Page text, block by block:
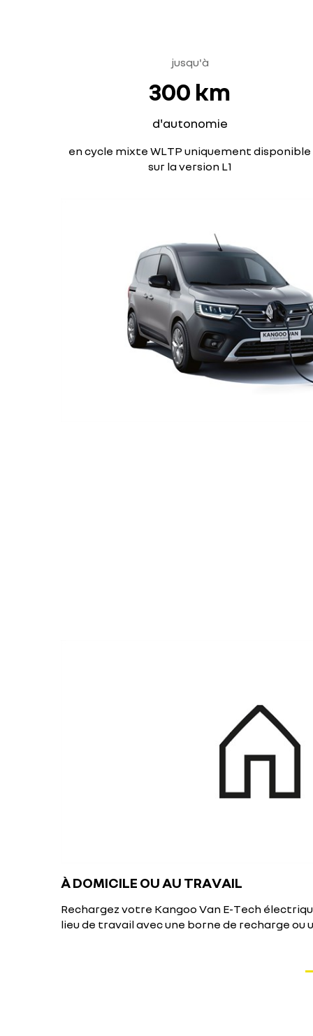
jusqu'à
300 km
d'autonomie
en cycle mixte WLTP uniquement disponible
sur la version L1
À DOMICILE OU AU TRAVAIL
Rechargez votre Kangoo Van E-Tech
lieu de travail avec une borne de recharge